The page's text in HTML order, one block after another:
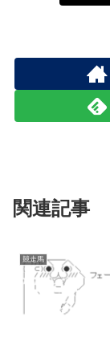
関連記事
競走馬